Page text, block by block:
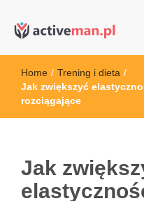
active man –
sportowym
Home / Trening i dieta /
Jak zwiększyć
rozciągające
Jak